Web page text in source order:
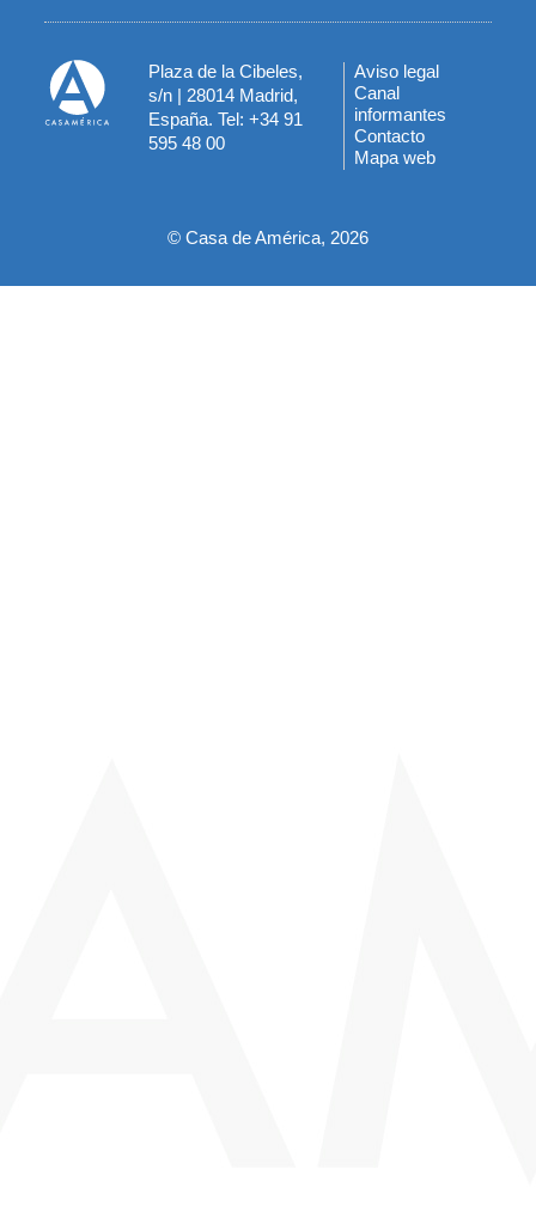
Plaza de la Cibeles,
s/n | 28014 Madrid,
España. Tel: +34 91
595 48 00
Menú
del
pie
Aviso legal
Canal
informantes
Contacto
Mapa web
© Casa de América, 2026